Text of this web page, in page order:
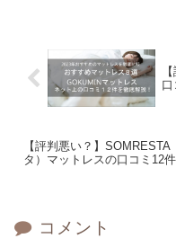
口
【評判悪い？】SOMRESTA
タ）マットレスの口コミ12件
コメント